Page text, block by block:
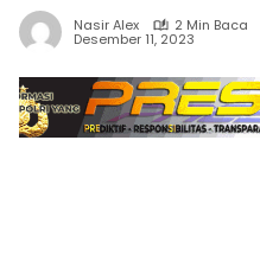
Nasir Alex 2 Min Baca
Desember 11, 2023